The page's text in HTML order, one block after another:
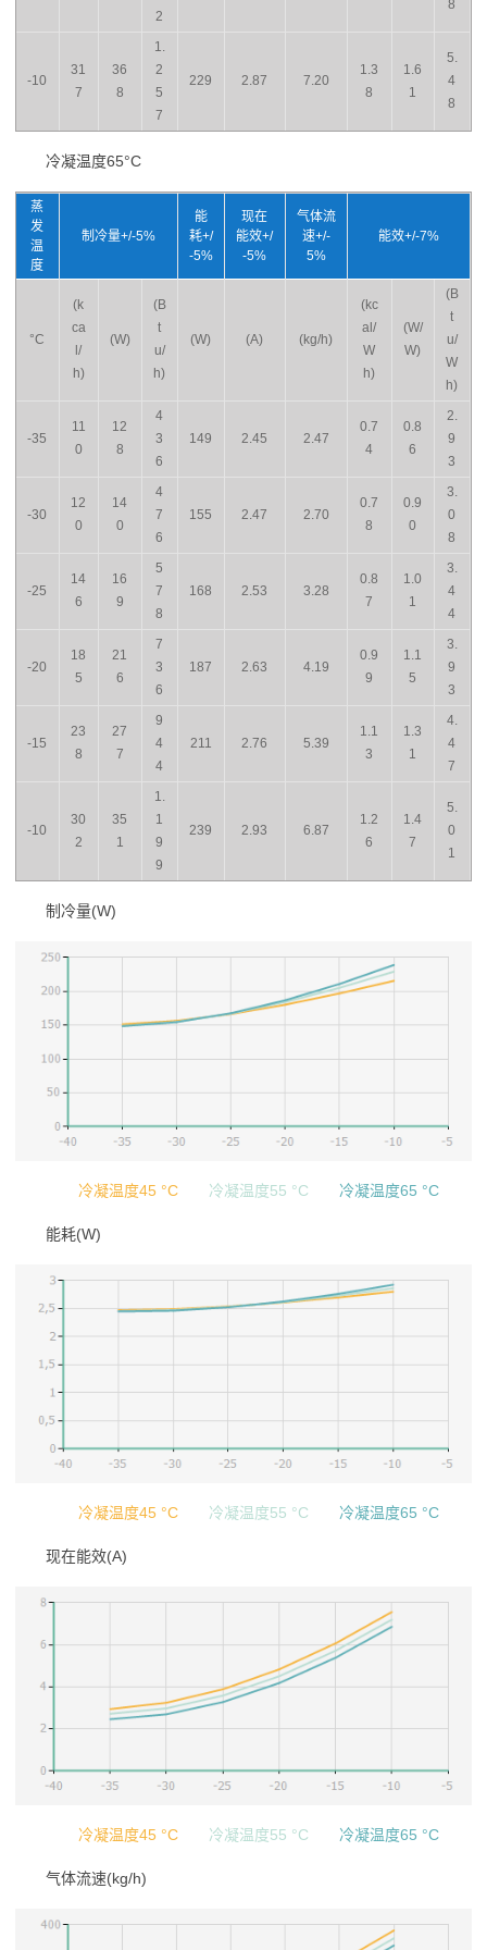
2
8
-10
31
7
36
8
1.
2
5
7
229 2.87 7.20
1.3
8
1.6
1
5.
4
8
冷凝温度65°C
蒸
发
温
度
制冷量+/-5%
能
耗+/
-5%
现在
能效+/
-5%
气体流
速+/-
5%
能效+/-7%
°C
(k
ca
l/
h)
(W)
(B
t
u/
h)
(W) (A) (kg/h)
(kc
al/
W
h)
(W/
W)
(B
t
u/
W
h)
-35
11
0
12
8
4
3
6
149 2.45 2.47
0.7
4
0.8
6
2.
9
3
-30
12
0
14
0
4
7
6
155 2.47 2.70
0.7
8
0.9
0
3.
0
8
-25
14
6
16
9
5
7
8
168 2.53 3.28
0.8
7
1.0
1
3.
4
4
-20
18
5
21
6
7
3
6
187 2.63 4.19
0.9
9
1.1
5
3.
9
3
-15
23
8
27
7
9
4
4
211 2.76 5.39
1.1
3
1.3
1
4.
4
7
-10
30
2
35
1
1.
1
9
9
239 2.93 6.87
1.2
6
1.4
7
5.
0
1
制冷量(W)
冷凝温度45 °C 冷凝温度55 °C 冷凝温度65 °C
能耗(W)
冷凝温度45 °C 冷凝温度55 °C 冷凝温度65 °C
现在能效(A)
冷凝温度45 °C 冷凝温度55 °C 冷凝温度65 °C
气体流速(kg/h)